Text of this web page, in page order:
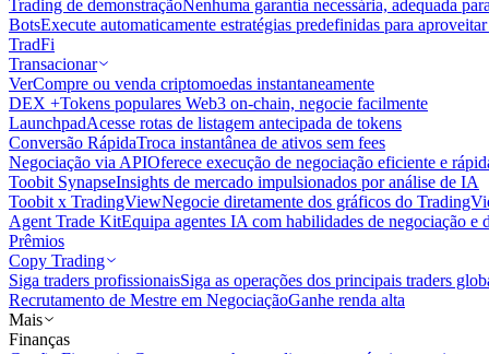
Trading de demonstraçãoNenhuma garantia necessária, adequada
BotsExecute automaticamente estratégias predefinidas para
TradFi
Transacionar
VerCompre ou venda criptomoedas instantaneamente
DEX +Tokens populares Web3 on-chain, negocie facilmente
LaunchpadAcesse rotas de listagem antecipada de tokens
Conversão RápidaTroca instantânea de ativos sem fees
Negociação via APIOferece execução de negociação eficiente e
Toobit SynapseInsights de mercado impulsionados por análise de IA
Toobit x TradingViewNegocie diretamente dos gráficos do
Agent Trade KitEquipa agentes IA com habilidades de negociação e
Prêmios
Copy Trading
Siga traders profissionaisSiga as operações dos principais traders
Recrutamento de Mestre em NegociaçãoGanhe renda alta
Mais
Finanças